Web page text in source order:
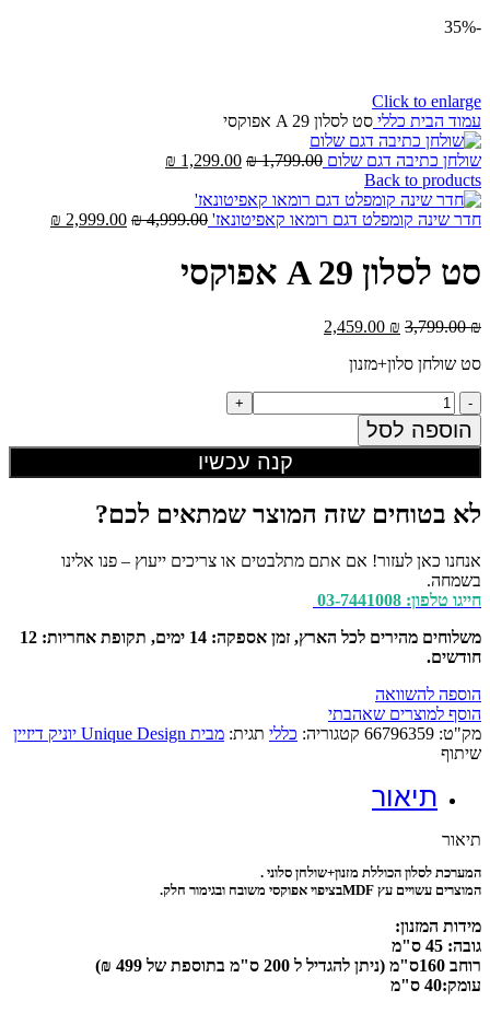
-35%
Click to enlarge
עמוד הבית כללי סט לסלון A 29 אפוקסי
שולחן כתיבה דגם שלום 1,799.00
₪ המחיר
היה:
1,799.00 ₪.
1,299.00
₪
1,299.00 ₪.
Back to products
חדר שינה קומפלט דגם רומאו קאפיטונאז' 4,999.00
₪ המחיר
2,999.00
₪
סט לסלון A 29 אפוקסי
3,799.00₪
המחיר
היה:
2,459.00 ₪
סט שולחן סלון+מזנון
כמות
של
סט
A
אפוקסי
הוספה לסל
קנה עכשיו
לא בטוחים שזה המוצר שמתאים לכם?
אנחנו כאן לעזור! אם אתם מתלבטים או צריכים ייעוץ – פנו אלינו
בשמחה.
חייגו טלפון: 03-7441008
משלוחים מהירים לכל הארץ, זמן אספקה: 14 ימים, תקופת אחריות: 12
חודשים.
הוספה להשוואה
הוסף למוצרים שאהבתי
מק"ט: 66796359 קטגוריה: כללי תגית: מבית Unique Design יוניק דיזיין
שיתוף
תיאור
תיאור
המערכת לסלון הכוללת מזנון+שולחן סלוני .
המוצרים עשויים עץ MDFבציפוי אפוקסי משובח ובגימור חלק.
מידות המזנון:
גובה: 45 ס"מ
רוחב 160ס"מ (ניתן להגדיל ל 200 ס"מ בתוספת של 499 ₪)
עומק:40 ס"מ